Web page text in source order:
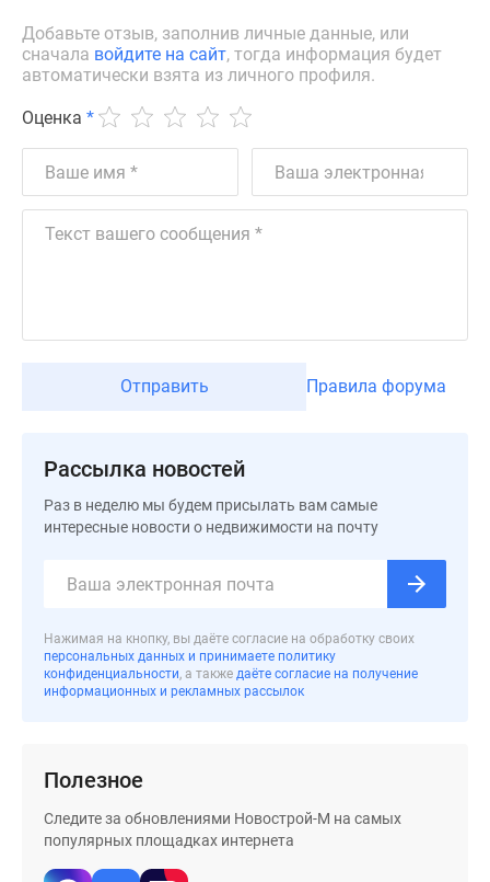
Добавьте отзыв, заполнив личные данные, или
сначала войдите на сайт, тогда информация будет
автоматически взята из личного профиля.
Оценка *
Отправить Правила форума
Рассылка новостей
Раз в неделю мы будем присылать вам самые
интересные новости о недвижимости на почту
Нажимая на кнопку, вы даёте согласие на обработку своих
персональных данных и принимаете политику
конфиденциальности, а также даёте согласие на получение
информационных и рекламных рассылок
Полезное
Следите за обновлениями Новострой-М на самых
популярных площадках интернета